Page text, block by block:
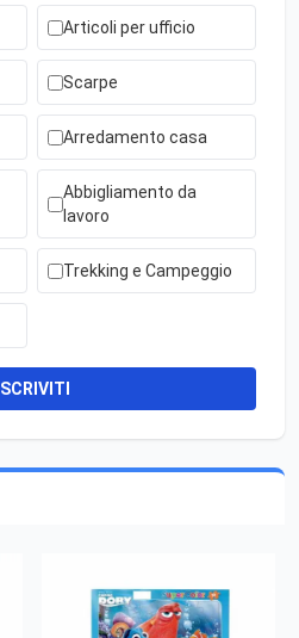
Articoli per ufficio
Scarpe
Arredamento casa
Abbigliamento da
lavoro
Trekking e Campeggio
ISCRIVITI